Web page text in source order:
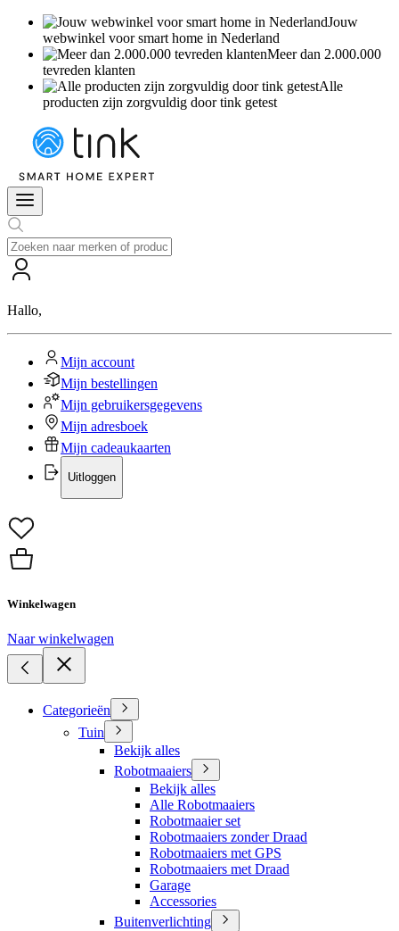
Jouw
webwinkel voor smart home in Nederland
Meer dan 2.000.000
tevreden klanten
Alle
producten zijn zorgvuldig door tink getest
Hallo,
Mijn account
Mijn bestellingen
Mijn gebruikersgegevens
Mijn adresboek
Mijn cadeaukaarten
Uitloggen
Winkelwagen
Naar winkelwagen
Categorieën
Tuin
Bekijk alles
Robotmaaiers
Bekijk alles
Alle Robotmaaiers
Robotmaaier set
Robotmaaiers zonder Draad
Robotmaaiers met GPS
Robotmaaiers met Draad
Garage
Accessories
Buitenverlichting